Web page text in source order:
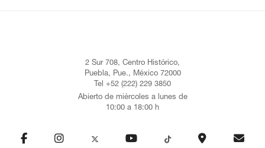
2 Sur 708, Centro Histórico,
Puebla, Pue., México 72000
Tel +52 (222) 229 3850
Abierto de miércoles a lunes de
10:00 a 18:00 h